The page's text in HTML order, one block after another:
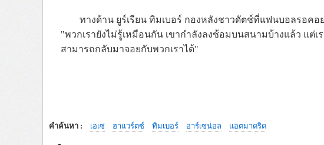
ทางด้าน ยูร์เรียน ทิมเบอร์ กองหลังชาวดัตช์ที่แฟนบอลรอคอ
"พวกเรายังไม่รู้เหมือนกัน เขากำลังลงซ้อมบนสนามบ้างแล้ว แต่
สามารถกลับมาจอยกับพวกเราได้"
คำค้นหา : เอเซ่ ฮาแวร์ตซ์ ทิมเบอร์ อาร์เซน่อล แอตมาดริด